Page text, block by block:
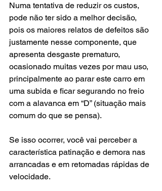
Numa tentativa de reduzir os custos,
pode não ter sido a melhor decisão,
pois os maiores relatos de defeitos são
justamente nesse componente, que
apresenta desgaste prematuro,
ocasionado muitas vezes por mau uso,
principalmente ao parar este carro em
uma subida e ficar segurando no freio
com a alavanca em “D” (situação mais
comum do que se pensa).
Se isso ocorrer, você vai perceber a
característica patinação e demora nas
arrancadas e em retomadas rápidas de
velocidade.